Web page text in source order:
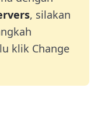
, silakan
klik Change